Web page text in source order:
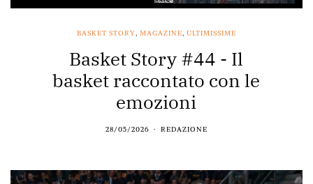
BASKET STORY, MAGAZINE, ULTIMISSIME
Basket Story #44 - Il
basket raccontato con le
emozioni
28/05/2026 REDAZIONE